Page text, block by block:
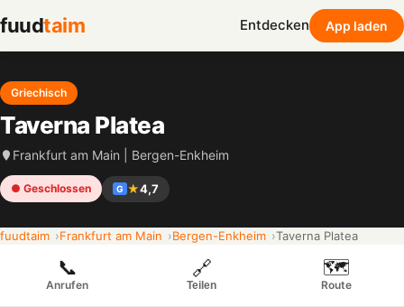
fuudtaim Entdecken App laden
Griechisch
Taverna Platea
Frankfurt am Main | Bergen-Enkheim
● Geschlossen G ★4,7
fuudtaim Frankfurt am Main Bergen-Enkheim Taverna Platea
📞
Anrufen
🔗
Teilen
🗺️
Route